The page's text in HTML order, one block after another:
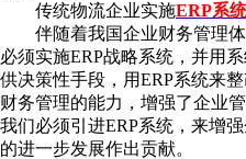
传统物流企业实施ERP系统
伴随着我国企业财务管理
必须实施ERP战略系统，并用
供决策性手段，用ERP系统来
财务管理的能力，增强了企业
我们必须引进ERP系统，来增
的进一步发展作出贡献。